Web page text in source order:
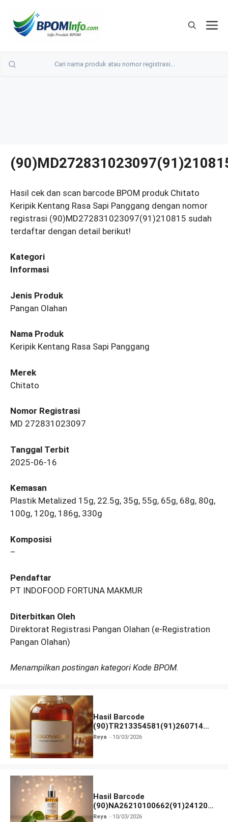
Hasil cek dan scan barcode BPOM produk Chitato
Keripik Kentang Rasa Sapi Panggang dengan nomor
registrasi (90)MD272831023097(91)210815 sudah
terdaftar dengan detail berikut!
Kategori
Informasi
Jenis Produk
Pangan Olahan
Nama Produk
Keripik Kentang Rasa Sapi Panggang
Merek
Chitato
Nomor Registrasi
MD 272831023097
Tanggal Terbit
2025-06-16
Kemasan
Plastik Metalized 15g, 22.5g, 35g, 55g, 65g, 68g, 80g,
100g, 120g, 186g, 330g
Komposisi
–
Pendaftar
PT INDOFOOD FORTUNA MAKMUR
Diterbitkan Oleh
Direktorat Registrasi Pangan Olahan (e-Registration
Pangan Olahan)
Menampilkan postingan kategori Kode BPOM.
Hasil Barcode
(90)TR213354581(91)260714
dan Izin BPOM
Reya 10/03/2026
Hasil Barcode
(90)NA26210100662(91)241203
dan Izin BPOM
Reya 10/03/2026